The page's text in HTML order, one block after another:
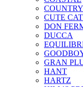
CUTE CAT
DON
DUCCA
GRAN
HANT
HARTZ